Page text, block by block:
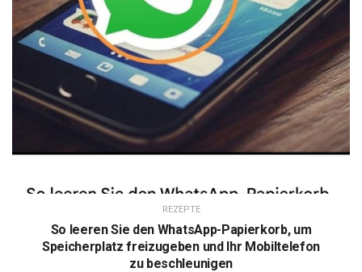
REZEPTE
So leeren Sie den WhatsApp-Papierkorb, um
Speicherplatz freizugeben und Ihr Mobiltelefon
zu beschleunigen